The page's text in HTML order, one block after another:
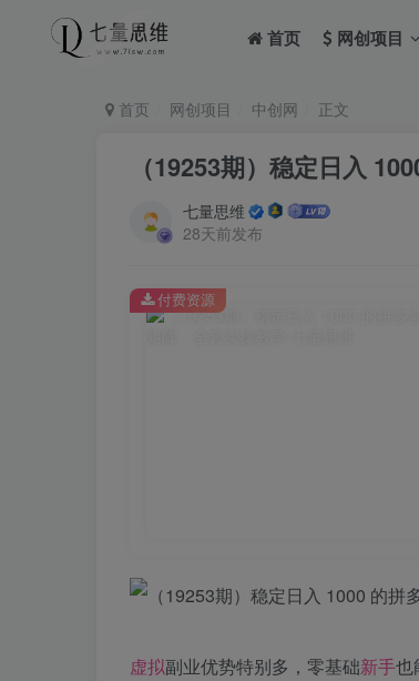
首页 网创项目
首页 网创项目 中创网 正文
（19253期）稳定日入
七量思维
28天前发布
付费资源
虚拟副业优势特别多，零基础新手也